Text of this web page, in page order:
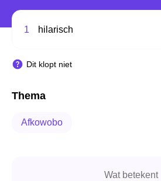
1 hilarisch
Dit klopt niet
Thema
Afkowobo
Wat betekent